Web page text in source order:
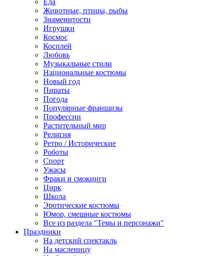
Еда
Животные, птицы, рыбы
Знаменитости
Игрушки
Космос
Косплей
Любовь
Музыкальные стили
Национальные костюмы
Новый год
Пираты
Погода
Популярные франшизы
Профессии
Растительный мир
Религия
Ретро / Исторические
Роботы
Спорт
Ужасы
Фраки и смокинги
Цирк
Школа
Эротические костюмы
Юмор, смешные костюмы
Все из раздела "Темы и персонажи"
Праздники
На детский спектакль
На масленицу